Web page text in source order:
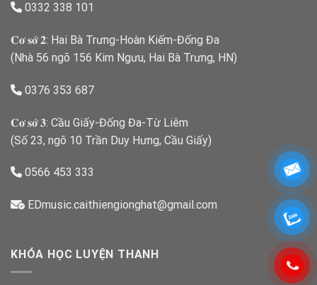
0332 338 101
𝐂𝐨̛ 𝐬𝐨̛̉ 𝟐: Hai Bà Trưng-Hoàn Kiếm-Đống Đa
(Nhà 56 ngõ 156 Kim Ngưu, Hai Bà Trưng, HN)
0376 353 687
𝐂𝐨̛ 𝐬𝐨̛̉ 𝟑: Cầu Giấy-Đống Đa-Từ Liêm
(Số 23, ngõ 10 Trần Duy Hưng, Cầu Giấy)
0566 453 333
EDmusic.caithiengionghat@gmail.com
KHÓA HỌC LUYỆN THANH